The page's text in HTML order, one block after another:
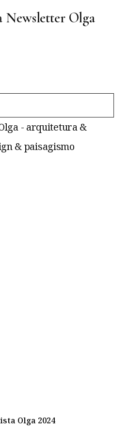
Newsletter Olga
- arquitetura &
& paisagismo
Olga 2024